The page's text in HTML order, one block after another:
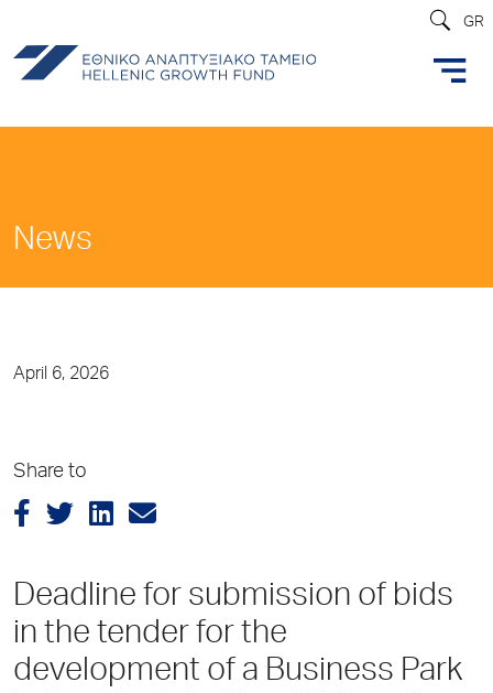
GR
News
April 6, 2026
Share to
Deadline for submission of bids
in the tender for the
development of a Business Park